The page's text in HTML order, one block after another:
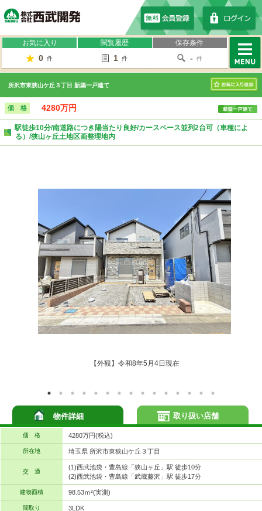
お気に入り
0 件
閲覧履歴
1 件
保存条件
- 件
MENU
所沢市東狭山ケ丘３丁目 新築一戸建て
お気に入り
価 格 4280万円
駅徒歩10分/南道路につき陽当たり良好/カースペース並列2台可（車種によ
る）/狭山ヶ丘土地区画整理地内
【外観】令和8年5月4日現在
物件詳細
価 格 4280万円(税込)
所在地 埼玉県 所沢市東狭山ケ丘３丁目
交 通
(1)西武池袋・豊島線「狭山ヶ丘」駅 徒歩10分
(2)西武池袋・豊島線「武蔵藤沢」駅 徒歩17分
建物面積 98.53ｍ²(実測)
間取り 3LDK
取り扱い店舗